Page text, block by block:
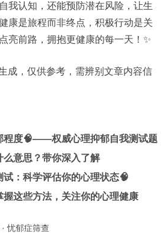
我认知，还能预防潜在风险，让生
康是旅程而非终点，积极行动是关
亮前路，拥抱更健康的每一天！✨
成，仅供参考，需辨别文章内容信
程度🧠——权威心理抑郁自我测试题
么意思？带你深入了解
试：科学评估你的心理状态🧠
握这些方法，关注你的心理健康
·忧郁症筛查